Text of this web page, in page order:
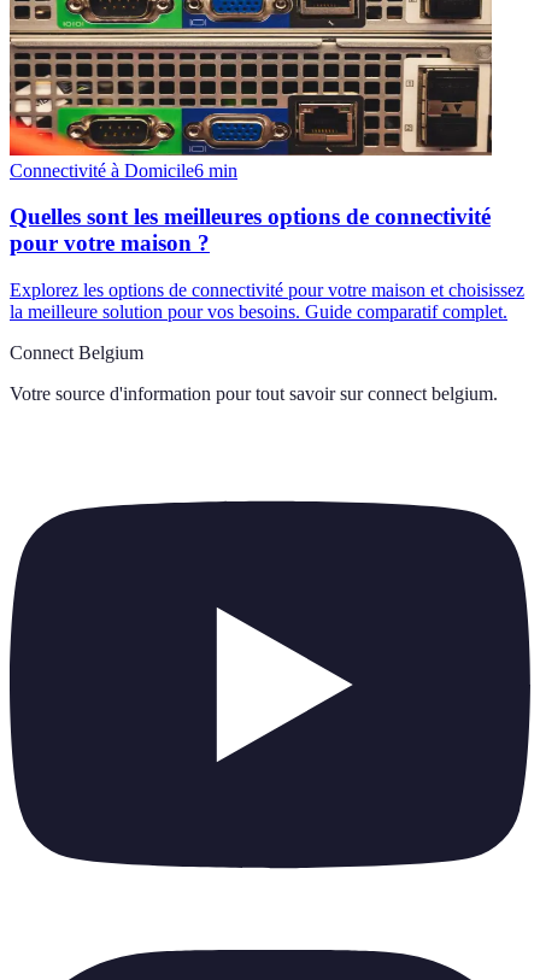
Connectivité à Domicile6 min
Quelles sont les meilleures options de connectivité
pour votre maison ?
Explorez les options de connectivité pour votre maison et choisissez
la meilleure solution pour vos besoins. Guide comparatif complet.
Connect Belgium
Votre source d'information pour tout savoir sur connect belgium.